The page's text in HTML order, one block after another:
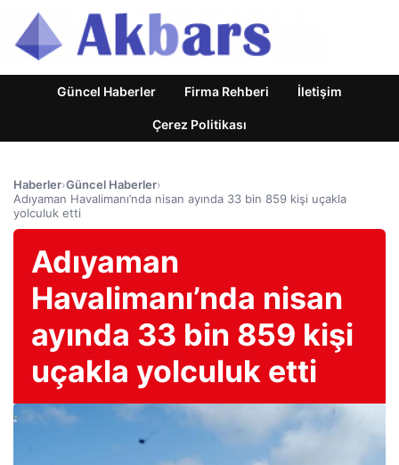
Güncel Haberler Firma Rehberi İletişim
Çerez Politikası
Haberler›Güncel Haberler›
Adıyaman Havalimanı’nda nisan ayında 33 bin 859 kişi uçakla
yolculuk etti
Adıyaman
Havalimanı’nda nisan
ayında 33 bin 859 kişi
uçakla yolculuk etti